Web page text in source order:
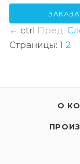
← ctrl Пред.
Страницы: 1 2
О